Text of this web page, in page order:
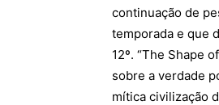
continuação de
temporada e que
12º. “The Shape
sobre a verdade
mítica civilização